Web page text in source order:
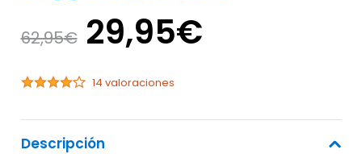
62,95€ El
precio
original
era:
62,95€.
29,95€El
precio
29,95€.
14 valoraciones
Descripción